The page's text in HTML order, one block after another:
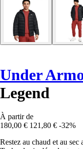
Under
Legend
À partir de
180,00 € 121,80 € -32%
Restez au chaud et au